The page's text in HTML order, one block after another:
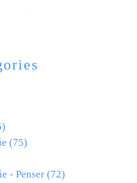
(75)
- Penser (72)